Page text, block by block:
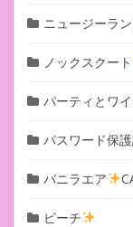
ニュージーラ
ノックスクート
パーティとワ
パスワード保
バニラエア
ピーチ